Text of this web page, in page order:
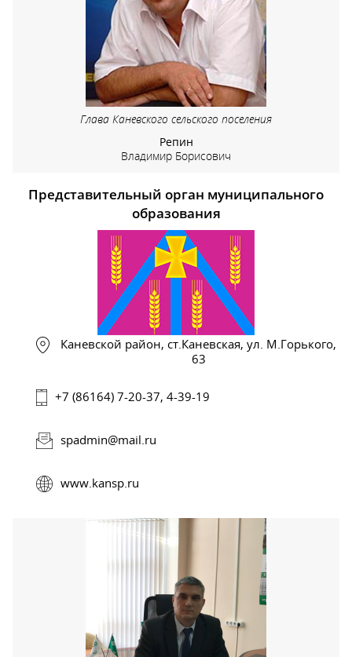
Глава Каневского сельского поселения
Репин
Владимир Борисович
Представительный орган муниципального
образования
Каневской район, ст.Каневская, ул. М.Горького,
63
+7 (86164) 7-20-37, 4-39-19
spadmin@mail.ru
www.kansp.ru